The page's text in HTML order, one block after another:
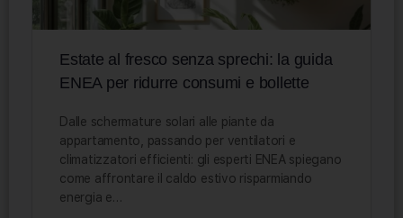
Estate al fresco senza sprechi: la guida
ENEA per ridurre consumi e bollette
Dalle schermature solari alle piante da
appartamento, passando per ventilatori e
climatizzatori efficienti: gli esperti ENEA spiegano
come affrontare il caldo estivo risparmiando
energia e…